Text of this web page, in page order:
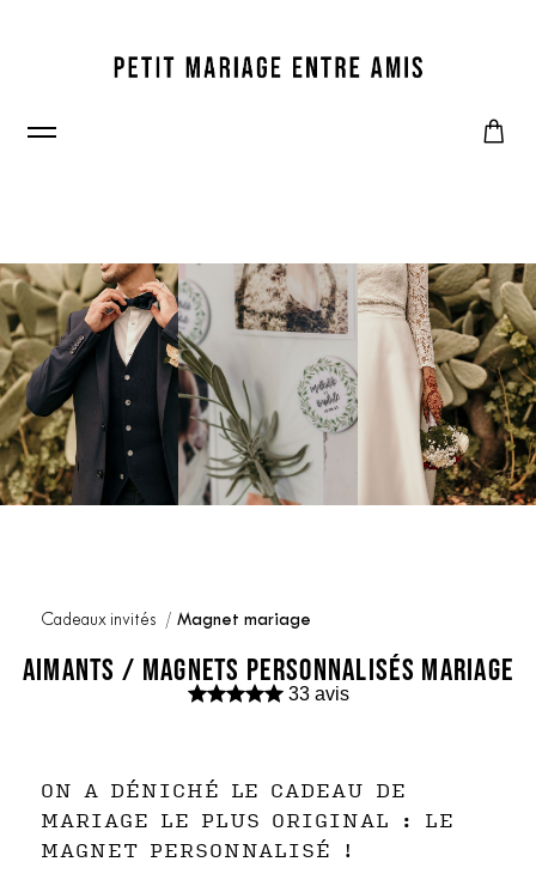
Cadeaux invités Magnet mariage
AIMANTS / MAGNETS PERSONNALISÉS MARIAGE
33 avis
ON A DÉNICHÉ LE CADEAU DE
MARIAGE LE PLUS ORIGINAL : LE
MAGNET PERSONNALISÉ !